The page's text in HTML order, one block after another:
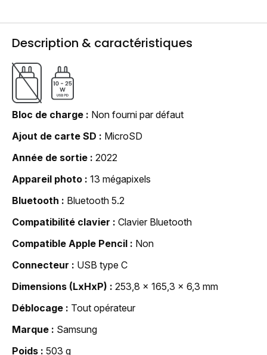
Description & caractéristiques
Bloc de charge
Non fourni par défaut
Ajout de carte SD
MicroSD
Année de sortie
2022
Appareil photo
13 mégapixels
Bluetooth
Bluetooth 5.2
Compatibilité clavier
Clavier Bluetooth
Compatible Apple Pencil
Non
Connecteur
USB type C
Dimensions (LxHxP)
253,8 x 165,3 x 6,3 mm
Déblocage
Tout opérateur
Marque
Samsung
Poids
503 g